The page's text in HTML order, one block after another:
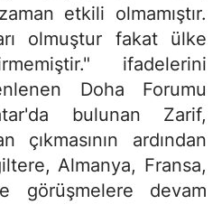
etkili olmamıştır.
olmuştur fakat ülke
ifadelerini
Doha Forumu
bulunan Zarif,
çıkmasının ardından
Almanya, Fransa,
görüşmelere devam